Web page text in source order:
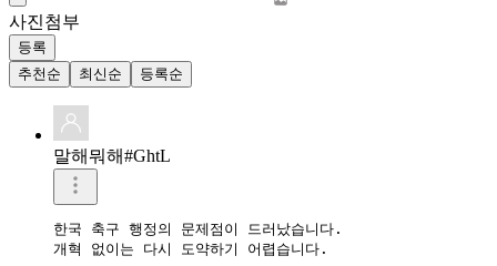
사진첨부
등록
추천순
최신순 등록순
말해뭐해#GhtL
한국 축구 행정의 문제점이 드러났습니다.
개혁 없이는 다시 도약하기 어렵습니다.